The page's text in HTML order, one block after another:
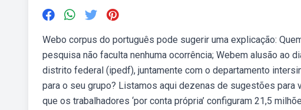
Webo corpus do português pode sugerir uma explicação:
pesquisa não faculta nenhuma ocorrência; Webem alusão
distrito federal (ipedf), juntamente com o departamento
para o seu grupo? Listamos aqui dezenas de sugestões
que os trabalhadores ‘por conta própria’ configuram 21,5